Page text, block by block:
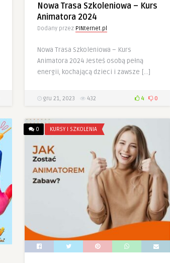
Nowa Trasa Szkoleniowa – Kurs
Animatora 2024
Dodany przez PINternet.pl
Nowa Trasa Szkoleniowa – Kurs
Animatora 2024 Jesteś osobą pełną
energii, kochającą dzieci i zawsze […]
gru 21, 2023 432 4 0
0 KURSY I SZKOLENIA